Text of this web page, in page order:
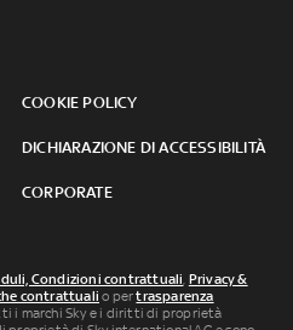
COOKIE POLICY
DICHIARAZIONE DI ACCESSIBILITÀ
CORPORATE
Condizioni contrattuali, Privacy &
contrattuali o pertrasparenza
i marchi Sky e i diritti di proprietà